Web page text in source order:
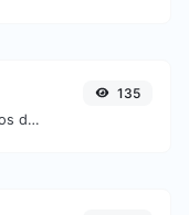
Converta facilmente arquivos de imagem ICO para JPG.
135